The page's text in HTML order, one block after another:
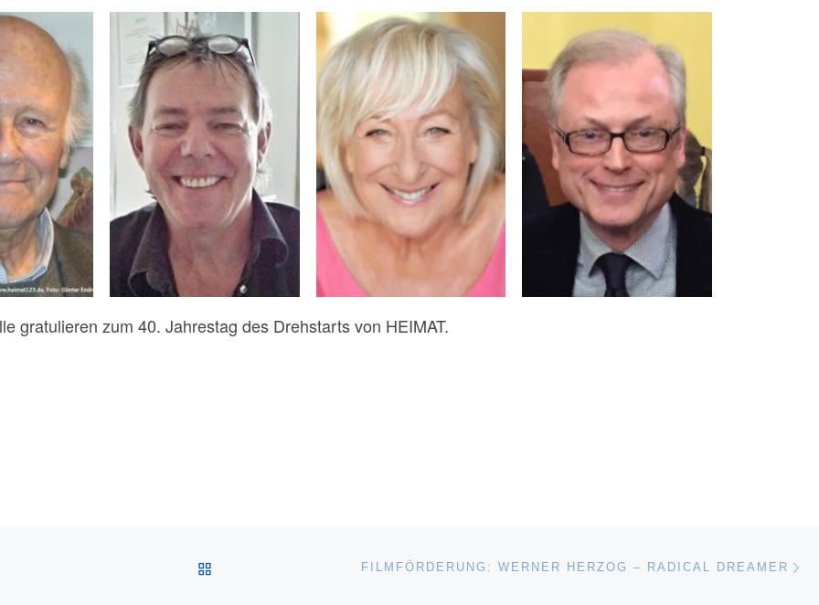
gratulieren zum 40. Jahrestag des Drehstarts von HEIMAT.
ZURÜCK ZUR BEITRAGSLISTEFILMFÖRDERUNG: WERNER HERZOG – RADICAL DREAMER